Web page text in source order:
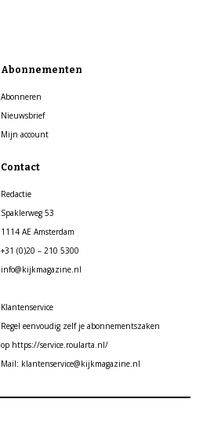
Abonnementen
Abonneren
Nieuwsbrief
Mijn account
Contact
Redactie
Spaklerweg 53
1114 AE Amsterdam
+31 (0)20 – 210 5300
info@kijkmagazine.nl
Klantenservice
Regel eenvoudig zelf je abonnementszaken
op https://service.roularta.nl/
Mail: klantenservice@kijkmagazine.nl